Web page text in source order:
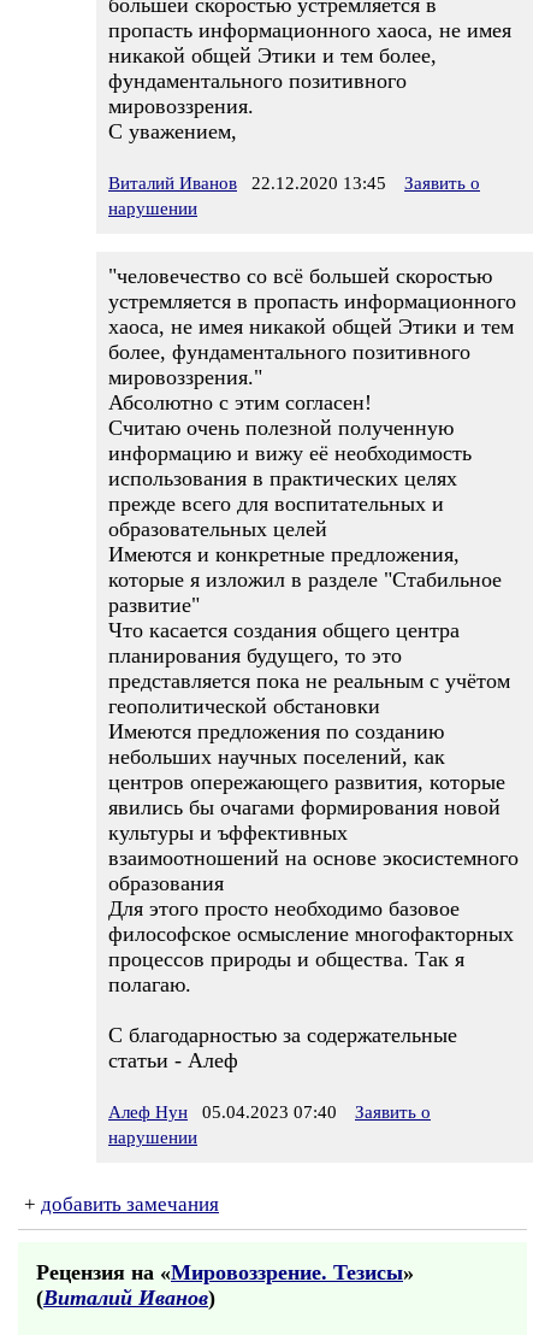
большей скоростью устремляется в
пропасть информационного хаоса, не имея
никакой общей Этики и тем более,
фундаментального позитивного
мировоззрения.
С уважением,
Виталий Иванов 22.12.2020 13:45
Заявить о
нарушении
"человечество со всё большей скоростью
устремляется в пропасть информационного
хаоса, не имея никакой общей Этики и тем
более, фундаментального позитивного
мировоззрения."
Абсолютно с этим согласен!
Считаю очень полезной полученную
информацию и вижу её необходимость
использования в практических целях
прежде всего для воспитательных и
образовательных целей
Имеются и конкретные предложения,
которые я изложил в разделе "Стабильное
развитие"
Что касается создания общего центра
планирования будущего, то это
представляется пока не реальным с учётом
геополитической обстановки
Имеются предложения по созданию
небольших научных поселений, как
центров опережающего развития, которые
явились бы очагами формирования новой
культуры и ъффективных
взаимоотношений на основе экосистемного
образования
Для этого просто необходимо базовое
философское осмысление многофакторных
процессов природы и общества. Так я
полагаю.
С благодарностью за содержательные
статьи - Алеф
Алеф Нун 05.04.2023 07:40
Заявить о
нарушении
+ добавить замечания
Рецензия на «Мировоззрение. Тезисы»
(Виталий Иванов)